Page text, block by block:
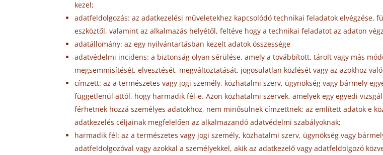
kezel;
adatfeldolgozás: az adatkezelési műveletekhez kapcsolódó technikai feladatok
eszköztől, valamint az alkalmazás helyétől, feltéve hogy a technikai feladatot az adaton
adatállomány: az egy nyilvántartásban kezelt adatok összessége
adatvédelmi incidens: a biztonság olyan sérülése, amely a továbbított, tárolt vagy más
megsemmisítését, elvesztését, megváltoztatását, jogosulatlan közlését vagy az azokhoz
címzett: az a természetes vagy jogi személy, közhatalmi szerv, ügynökség vagy bármely
függetlenül attól, hogy harmadik fél-e. Azon közhatalmi szervek, amelyek egy egyedi
férhetnek hozzá személyes adatokhoz, nem minősülnek címzettnek; az említett adatok e
adatkezelés céljainak megfelelően az alkalmazandó adatvédelmi szabályoknak;
harmadik fél: az a természetes vagy jogi személy, közhatalmi szerv, ügynökség vagy
adatfeldolgozóval vagy azokkal a személyekkel, akik az adatkezelő vagy adatfeldolgozó